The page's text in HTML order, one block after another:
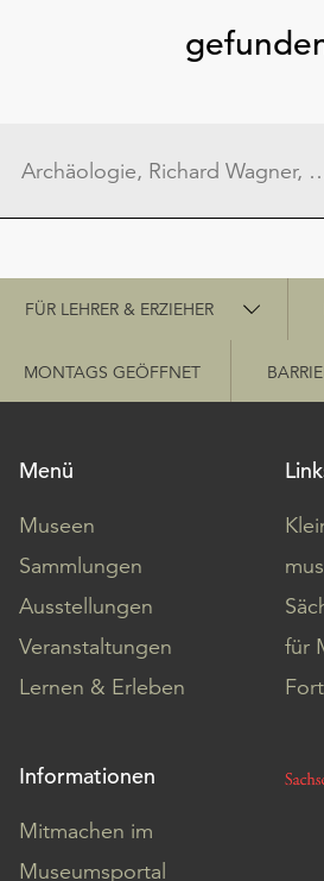
Schnellzugriff
FÜR LEHRER & ERZIEHER
MONTAGS GEÖFFNET
Menü
Museen
Sammlungen
Ausstellungen
Veranstaltungen
Lernen & Erleben
für
Informationen
Mitmachen im
Museumsportal